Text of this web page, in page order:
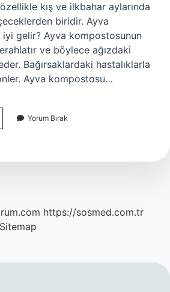
kış ve ilkbahar aylarında
biridir. Ayva
gelir? Ayva kompostosunun
ve böylece ağızdaki
Bağırsaklardaki hastalıklarla
Ayva kompostosu…
Yorum Bırak
https://sosmed.com.tr
Sitemap